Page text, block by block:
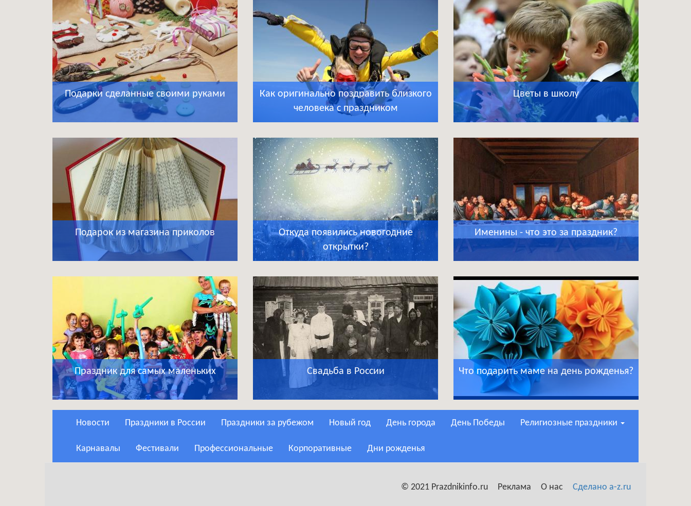
Подарки сделанные своими руками
Как оригинально поздравить близкого
человека с праздником
Цветы в школу
Подарок из магазина приколов
Откуда появились новогодние
открытки?
Именины - что это за праздник?
Праздник для самых маленьких Свадьба в России Что подарить маме на день рожденья?
Новости Праздники в России Праздники за рубежом Новый год День города День Победы Религиозные праздники
Карнавалы Фестивали Профессиональные Корпоративные Дни рожденья
© 2021 Prazdnikinfo.ru Реклама О нас Сделано a-z.ru